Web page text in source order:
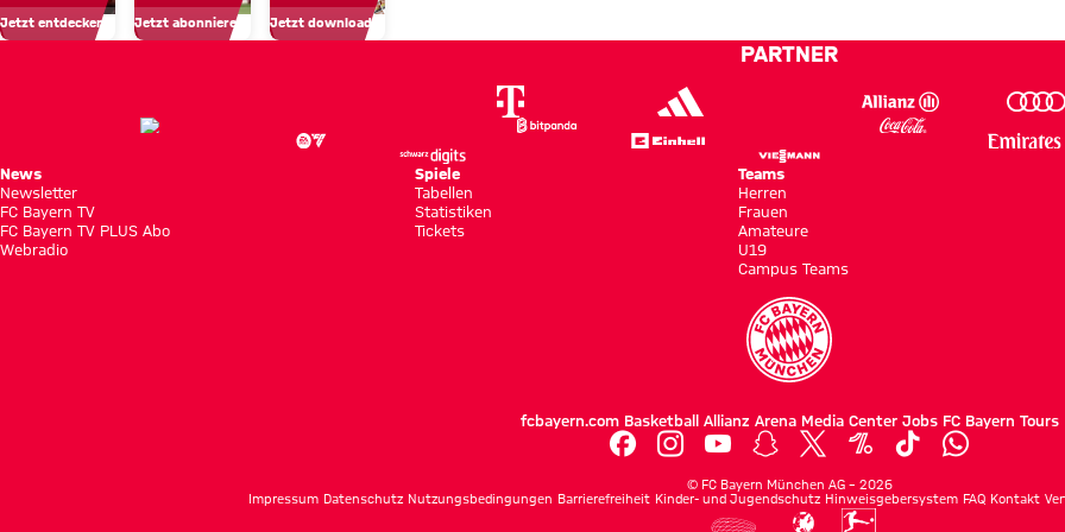
Hongkong
Profis
Top-
Jetzt entdecken
Jetzt abonnieren!
Jetzt downloaden!
PARTNER
News
Newsletter
FC Bayern TV
FC Bayern TV PLUS Abo
Webradio
Spiele
Tabellen
Statistiken
Tickets
Teams
Herren
Frauen
Amateure
U19
Campus Teams
fcbayern.com Basketball Allianz Arena Media Center Jobs FC Bayern Tours
© FC Bayern München AG – 2026
Impressum Datenschutz Nutzungsbedingungen Barrierefreiheit Kinder- und Jugendschutz Hinweisgebersystem FAQ Kontakt